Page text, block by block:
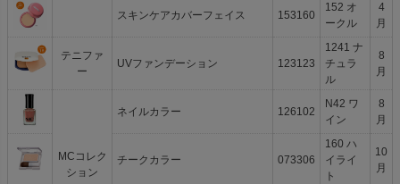
スキンケアカバーフェイス 153160
152 オ
ークル
4
月
テニファ
ー
UVファンデーション 123123
1241 ナ
チュラ
ル
8
月
MCコレク
ション
ネイルカラー 126102
N42 ワ
イン
8
月
チークカラー 073306
160 ハ
イライ
ト
10
月